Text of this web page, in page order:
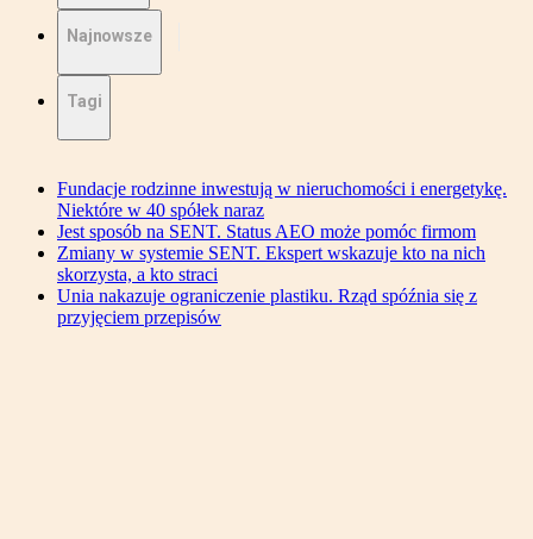
Najnowsze
Tagi
Fundacje rodzinne inwestują w nieruchomości i energetykę.
Niektóre w 40 spółek naraz
Jest sposób na SENT. Status AEO może pomóc firmom
Zmiany w systemie SENT. Ekspert wskazuje kto na nich
skorzysta, a kto straci
Unia nakazuje ograniczenie plastiku. Rząd spóźnia się z
przyjęciem przepisów